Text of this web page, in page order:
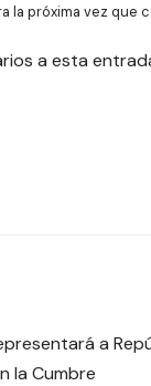
la próxima vez que
a esta